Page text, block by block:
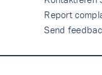
Report
Send